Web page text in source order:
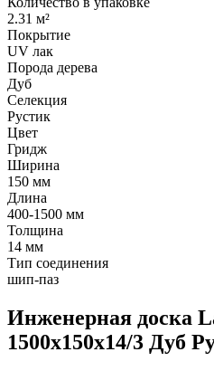
2.31 м²
Покрытие
UV лак
Порода дерева
Дуб
Селекция
Рустик
Цвет
Гридж
Ширина
150 мм
Длина
400-1500 мм
Толщина
14 мм
Тип соединения
шип-паз
Инженерная доска
1500х150х14/3 Дуб